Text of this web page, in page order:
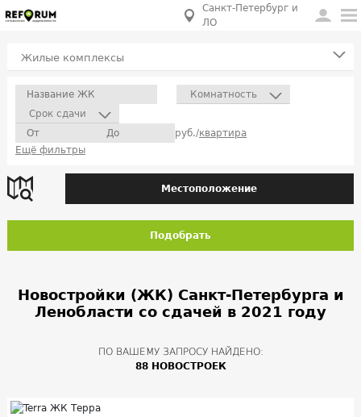
Санкт-Петербург и
ЛО
Жилые комплексы
Комнатность
Срок сдачи
руб./квартира
Ещё фильтры
Местоположение
Подобрать
Новостройки (ЖК) Санкт-Петербурга и
Ленобласти со сдачей в 2021 году
ПО ВАШЕМУ ЗАПРОСУ НАЙДЕНО:
88 НОВОСТРОЕК